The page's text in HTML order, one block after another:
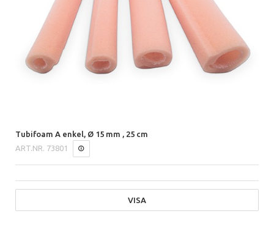
Tubifoam A enkel, Ø 15 mm , 25 cm
ART.NR. 73801
VISA